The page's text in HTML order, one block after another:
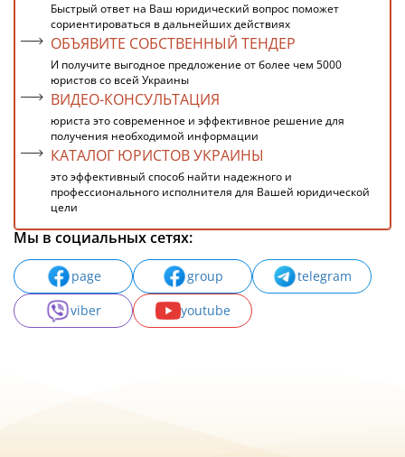
Быстрый ответ на Ваш юридический вопрос поможет
сориентироваться в дальнейших действиях
ОБЪЯВИТЕ СОБСТВЕННЫЙ ТЕНДЕР
И получите выгодное предложение от более чем 5000
юристов со всей Украины
ВИДЕО-КОНСУЛЬТАЦИЯ
юриста это современное и эффективное решение для
получения необходимой информации
КАТАЛОГ ЮРИСТОВ УКРАИНЫ
это эффективный способ найти надежного и
профессионального исполнителя для Вашей юридической
цели
Мы в социальных сетях:
page group
telegram
viber
youtube